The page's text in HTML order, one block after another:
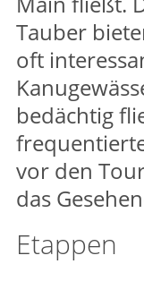
Tauber
oft
bedächtig
vor den
das
Etappen